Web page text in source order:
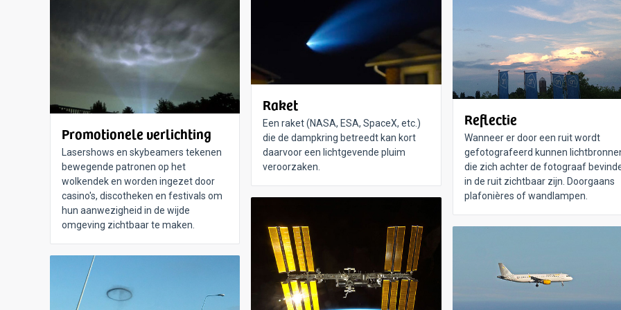
Promotionele verlichting
Lasershows en skybeamers tekenen
bewegende patronen op het
wolkendek en worden ingezet door
casino's, discotheken en festivals om
hun aanwezigheid in de wijde
omgeving zichtbaar te maken.
Raket
Een raket (NASA, ESA, SpaceX, etc.)
die de dampkring betreedt kan kort
daarvoor een lichtgevende pluim
veroorzaken.
Reflectie
Wanneer er door een ruit wordt
gefotografeerd kunnen
die zich achter de fotograaf
in de ruit zichtbaar zijn. Doorgaans
plafonières of wandlampen.